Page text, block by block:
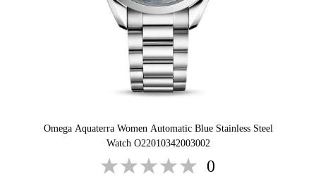
Omega Aquaterra Women Automatic Blue Stainless Steel
Watch O22010342003002
0